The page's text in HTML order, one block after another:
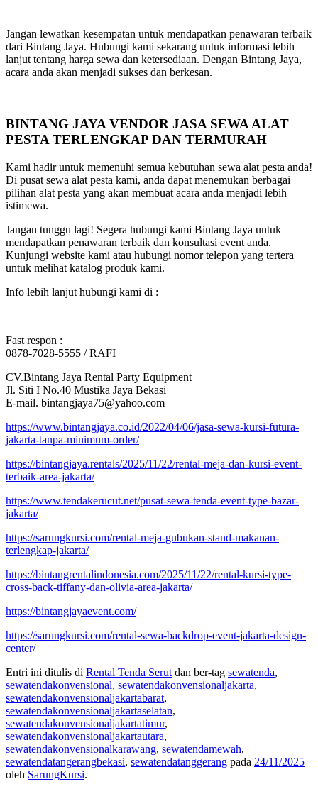
Jangan lewatkan kesempatan untuk mendapatkan penawaran terbaik
dari Bintang Jaya. Hubungi kami sekarang untuk informasi lebih
lanjut tentang harga sewa dan ketersediaan. Dengan Bintang Jaya,
acara anda akan menjadi sukses dan berkesan.
BINTANG JAYA VENDOR JASA SEWA ALAT
PESTA TERLENGKAP DAN TERMURAH
Kami hadir untuk memenuhi semua kebutuhan sewa alat pesta anda!
Di pusat sewa alat pesta kami, anda dapat menemukan berbagai
pilihan alat pesta yang akan membuat acara anda menjadi lebih
istimewa.
Jangan tunggu lagi! Segera hubungi kami Bintang Jaya untuk
mendapatkan penawaran terbaik dan konsultasi event anda.
Kunjungi website kami atau hubungi nomor telepon yang tertera
untuk melihat katalog produk kami.
Info lebih lanjut hubungi kami di :
Fast respon :
0878-7028-5555 / RAFI
CV.Bintang Jaya Rental Party Equipment
Jl. Siti I No.40 Mustika Jaya Bekasi
E-mail. bintangjaya75@yahoo.com
https://www.bintangjaya.co.id/2022/04/06/jasa-sewa-kursi-futura-
jakarta-tanpa-minimum-order/
https://bintangjaya.rentals/2025/11/22/rental-meja-dan-kursi-event-
terbaik-area-jakarta/
https://www.tendakerucut.net/pusat-sewa-tenda-event-type-bazar-
jakarta/
https://sarungkursi.com/rental-meja-gubukan-stand-makanan-
terlengkap-jakarta/
https://bintangrentalindonesia.com/2025/11/22/rental-kursi-type-
cross-back-tiffany-dan-olivia-area-jakarta/
https://bintangjayaevent.com/
https://sarungkursi.com/rental-sewa-backdrop-event-jakarta-design-
center/
Entri ini ditulis di Rental Tenda Serut dan ber-tag sewatenda,
sewatendakonvensional, sewatendakonvensionaljakarta,
sewatendakonvensionaljakartabarat,
sewatendakonvensionaljakartaselatan,
sewatendakonvensionaljakartatimur,
sewatendakonvensionaljakartautara,
sewatendakonvensionalkarawang, sewatendamewah,
sewatendatangerangbekasi, sewatendatanggerang pada 24/11/2025
oleh SarungKursi.